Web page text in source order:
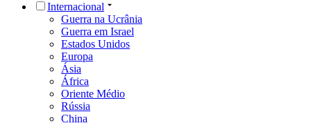
Internacional
Guerra na Ucrânia
Guerra em Israel
Estados Unidos
Europa
Ásia
África
Oriente Médio
Rússia
China